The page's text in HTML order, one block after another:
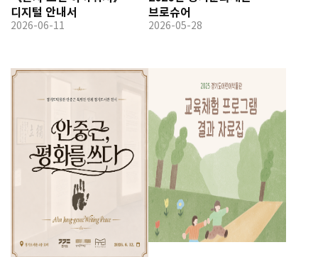
디지털 안내서
2026-06-11
브로슈어
2026-05-28